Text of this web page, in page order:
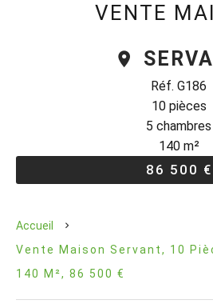
VENTE
Réf. G186
10 pièces
5 chambres
140 m²
86 500 €
Accueil
Vente Maison Servant, 10
140 M², 86 500 €